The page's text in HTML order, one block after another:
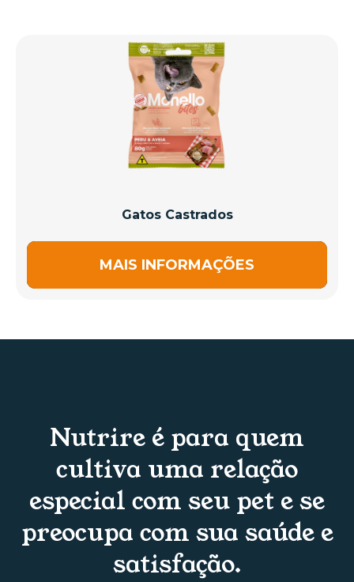
Gatos Castrados
MAIS INFORMAÇÕES
Nutrire é para quem
cultiva uma relação
especial com seu pet e se
preocupa com sua saúde e
satisfação.